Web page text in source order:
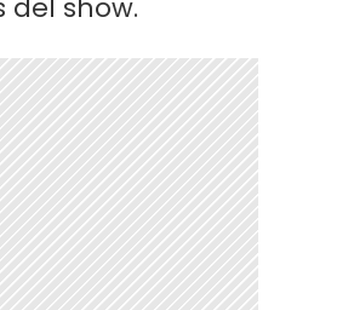
del show.